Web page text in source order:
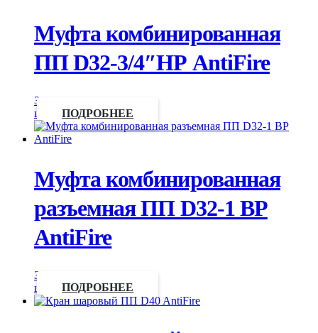
Муфта комбинированная
ПП D32-3/4″НР AntiFire
Запросить
цену
ПОДРОБНЕЕ
Муфта комбинированная
разъемная ПП D32-1 ВР
AntiFire
Запросить
цену
ПОДРОБНЕЕ